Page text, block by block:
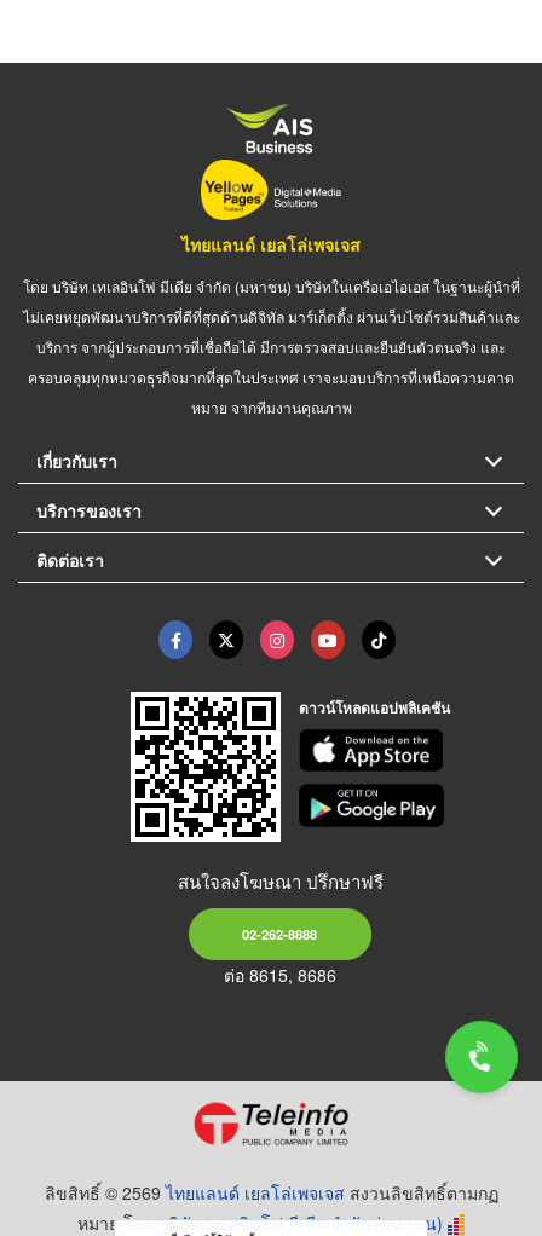
ไทยแลนด์ เยลโล่เพจเจส
โดย บริษัท เทเลอินโฟ มีเดีย จำกัด (มหาชน) บริษัทในเครือเอไอเอส ในฐานะผู้นำที่
ไม่เคยหยุดพัฒนาบริการที่ดีที่สุดด้านดิจิทัล มาร์เก็ตติ้ง ผ่านเว็บไซต์รวมสินค้าและ
บริการ จากผู้ประกอบการที่เชื่อถือได้ มีการตรวจสอบและยืนยันตัวตนจริง และ
ครอบคลุมทุกหมวดธุรกิจมากที่สุดในประเทศ เราจะมอบบริการที่เหนือความคาด
หมาย จากทีมงานคุณภาพ
เกี่ยวกับเรา
บริการของเรา
ติดต่อเรา
ดาวน์โหลดแอปพลิเคชัน
สนใจลงโฆษณา ปรึกษาฟรี
02-262-8888
ต่อ 8615, 8686
ลิขสิทธิ์ © 2569ไทยแลนด์ เยลโล่เพจเจส สงวนลิขสิทธิ์ตามกฏ
หมาย โดยบริษัท เทเลอินโฟ มีเดีย จำกัด (มหาชน)